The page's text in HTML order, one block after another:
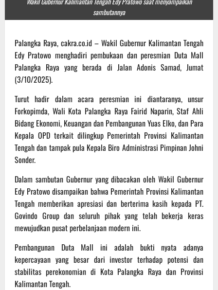
sambutannya
Palangka Raya, cakra.co.id – Wakil Gubernur Kalimantan Tengah
Edy Pratowo menghadiri pembukaan dan peresmian Duta Mall
Palangka Raya yang berada di Jalan Adonis Samad, Jumat
(3/10/2025).
Turut hadir dalam acara peresmian ini diantaranya, unsur
Forkopimda, Wali Kota Palangka Raya Fairid Naparin, Staf Ahli
Bidang Ekonomi, Keuangan dan Pembangunan Yuas Elko, dan Para
Kepala OPD terkait dilingkup Pemerintah Provinsi Kalimantan
Tengah dan tampak pula Kepala Biro Administrasi Pimpinan Johni
Sonder.
Dalam sambutan Gubernur yang dibacakan oleh Wakil Gubernur
Edy Pratowo disampaikan bahwa Pemerintah Provinsi Kalimantan
Tengah memberikan apresiasi dan berterima kasih kepada PT.
Govindo Group dan seluruh pihak yang telah bekerja keras
mewujudkan pusat perbelanjaan modern ini.
Pembangunan Duta Mall ini adalah bukti nyata adanya
kepercayaan yang besar dari investor terhadap potensi dan
stabilitas perekonomian di Kota Palangka Raya dan Provinsi
Kalimantan Tengah.